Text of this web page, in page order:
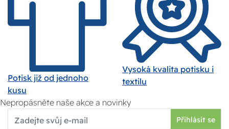
Potisk již od jednoho
kusu
Vysoká kvalita potisku i
textilu
Nepropásněte naše akce a novinky
Přihlásit se